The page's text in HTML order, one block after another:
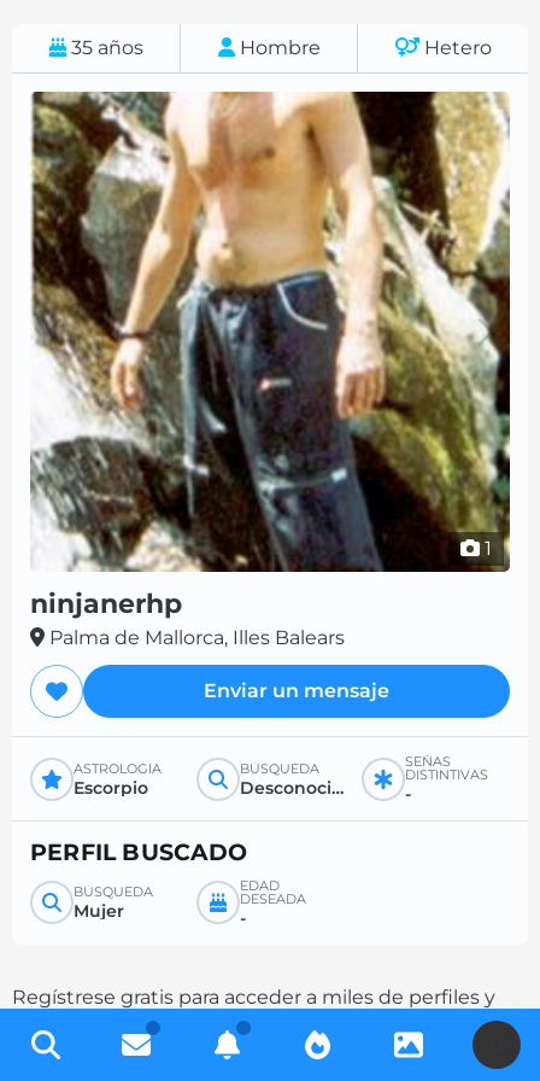
35 años Hombre Hetero
1
ninjanerhp
Palma de Mallorca, Illes Balears
Enviar un mensaje
ASTROLOGÍA
Escorpio
BÚSQUEDA
Desconocido
SEÑAS
DISTINTIVAS
-
PERFIL BUSCADO
BÚSQUEDA
Mujer
EDAD
DESEADA
-
Regístrese gratis para acceder a miles de perfiles y
aumente sus posibilidades de contacto
completando su descripción.